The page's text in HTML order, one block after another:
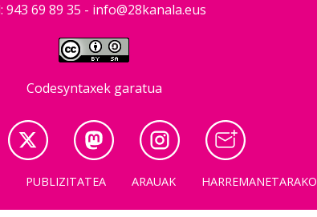
943 69 89 35 - info@28kanala.eus
Codesyntaxek garatua
PUBLIZITATEA ARAUAK HARREMANETARAKO